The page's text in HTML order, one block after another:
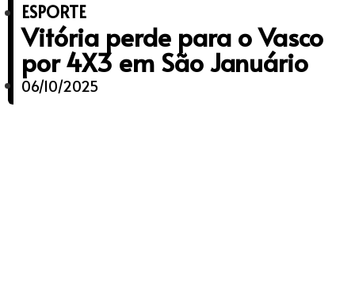
ESPORTE
Vitória perde para o Vasco
por 4X3 em São Januário
06/10/2025